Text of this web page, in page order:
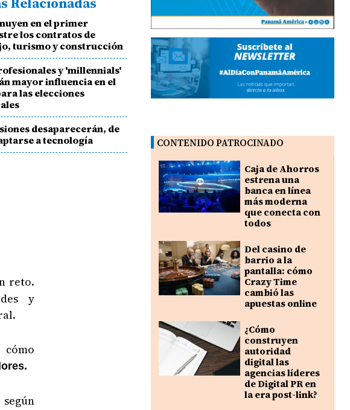
en el primer
los contratos de
turismo y construcción
y 'millennials'
mayor influencia en el
las elecciones
desaparecerán, de
a tecnología
reto.
y
CONTENIDO PATROCINADO
Caja de Ahorros
estrena una
banca en línea
más moderna
que conecta con
todos
Del casino de
barrio a la
pantalla: cómo
Crazy Time
cambió las
apuestas online
¿Cómo
construyen
autoridad
digital las
agencias líderes
de Digital PR en
la era post-link?